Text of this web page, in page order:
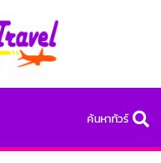
ค้นหาทัวร์